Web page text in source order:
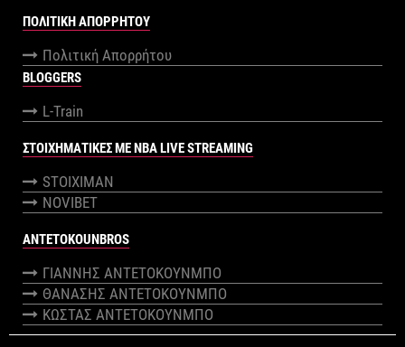
ΠΟΛΙΤΙΚΉ ΑΠΟΡΡΉΤΟΥ
Πολιτική Απορρήτου
BLOGGERS
L-Train
ΣΤΟΙΧΗΜΑΤΙΚΕΣ ΜΕ NBA LIVE STREAMING
STOIXIMAN
NOVIBET
ANTETOKOUNBROS
ΓΙΑΝΝΗΣ ΑΝΤΕΤΟΚΟΥΝΜΠΟ
ΘΑΝΑΣΗΣ ΑΝΤΕΤΟΚΟΥΝΜΠΟ
ΚΩΣΤΑΣ ΑΝΤΕΤΟΚΟΥΝΜΠΟ